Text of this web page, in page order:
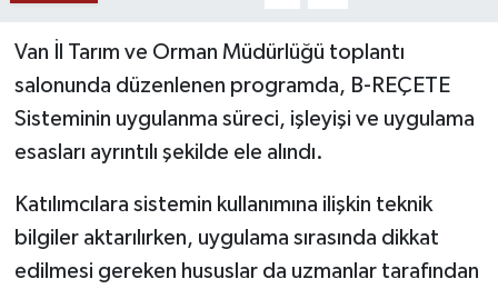
Van İl Tarım ve Orman Müdürlüğü toplantı
salonunda düzenlenen programda, B-REÇETE
Sisteminin uygulanma süreci, işleyişi ve uygulama
esasları ayrıntılı şekilde ele alındı.
Katılımcılara sistemin kullanımına ilişkin teknik
bilgiler aktarılırken, uygulama sırasında dikkat
edilmesi gereken hususlar da uzmanlar tarafından